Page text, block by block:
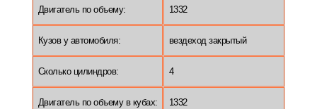
Двигатель по объему: 1332
Кузов у автомобиля: вездеход закрытый
Сколько цилиндров: 4
Двигатель по объему в кубах: 1332